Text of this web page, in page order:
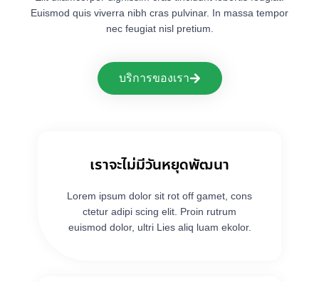
เราจะไม่มีวันหยุดพัฒนา
Lorem ipsum dolor sit rot off gamet, cons
ctetur adipi scing elit. Proin rutrum
euismod dolor, ultri Lies aliq luam ekolor.
Euismod quis viverra nibh cras pulvinar. In massa tempor
nec feugiat nisl pretium.
บริการของเรา